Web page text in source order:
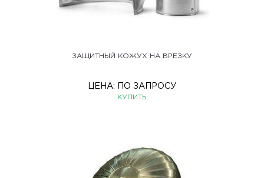
ЗАЩИТНЫЙ КОЖУХ НА ВРЕЗКУ
ЦЕНА: ПО ЗАПРОСУ
КУПИТЬ